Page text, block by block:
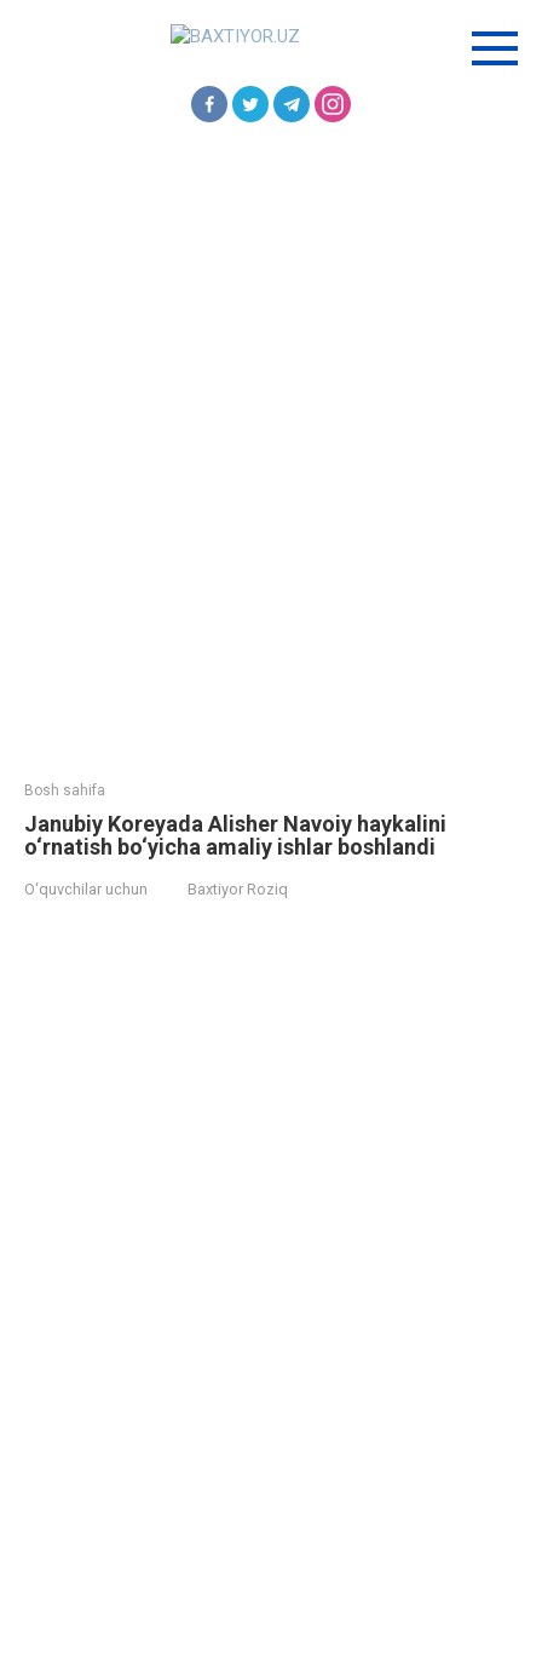
Bosh sahifa
Janubiy Koreyada Alisher Navoiy haykalini
o‘rnatish bo‘yicha amaliy ishlar boshlandi
O‘quvchilar uchun Baxtiyor Roziq